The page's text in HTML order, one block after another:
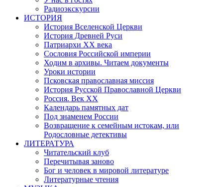
Радиоэкскурсии
ИСТОРИЯ
История Вселенской Церкви
История Древней Руси
Патриархи XX века
Сословия Российской империи
Ходим в архивы. Читаем документы
Уроки истории
Псковская православная миссия
История Русской Православной Церкви
Россия. Век ХХ
Календарь памятных дат
Под знаменем России
Возвращение к семейным истокам, или
Родословные детективы
ЛИТЕРАТУРА
Читательский клуб
Перечитывая заново
Бог и человек в мировой литературе
Литературные чтения